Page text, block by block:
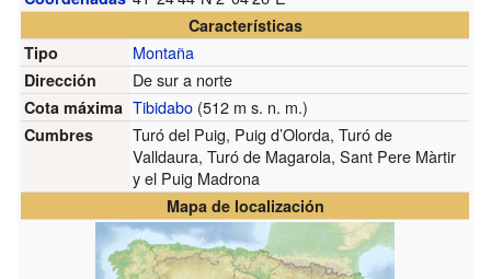
Características
Tipo
Montaña
Dirección De sur a norte
Cota máxima Tibidabo (512 m s. n. m.)
Cumbres
Turó del Puig, Puig d’Olorda, Turó de
Valldaura, Turó de Magarola, Sant Pere Màrtir
y el Puig Madrona
Mapa de localización